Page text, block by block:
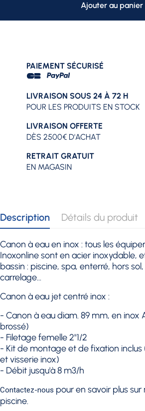
Ajouter au panier
PAIEMENT SÉCURISÉ
LIVRAISON SOUS 24 À 72 H
POUR LES PRODUITS EN STOCK
LIVRAISON OFFERTE
DÈS 2500€ D'ACHAT
RETRAIT GRATUIT
EN MAGASIN
Description Détails du produit
Canon à eau en inox : tous les
Inoxonline sont en acier inoxydable,
bassin : piscine, spa, enterré, hors sol,
carrelage...
Canon à eau jet centré inox :
- Canon à eau diam. 89 mm, en inox
brossé)
- Filetage femelle 2"1/2
- Kit de montage et de fixation
et visserie inox)
- Débit jusqu'à 8 m3/h
Contactez-nous pour en savoir plus
piscine.